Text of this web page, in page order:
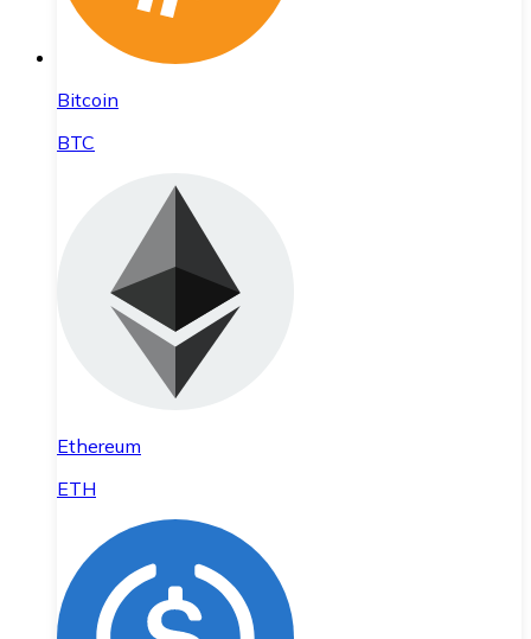
Bitcoin
BTC
Ethereum
ETH